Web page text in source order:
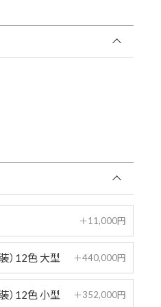
＋11,000円
）12色 大型 ＋440,000円
）12色 小型 ＋352,000円